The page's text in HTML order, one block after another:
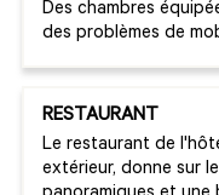
Des chambres
des problèmes de
RESTAURANT
Le restaurant de
extérieur, donne sur